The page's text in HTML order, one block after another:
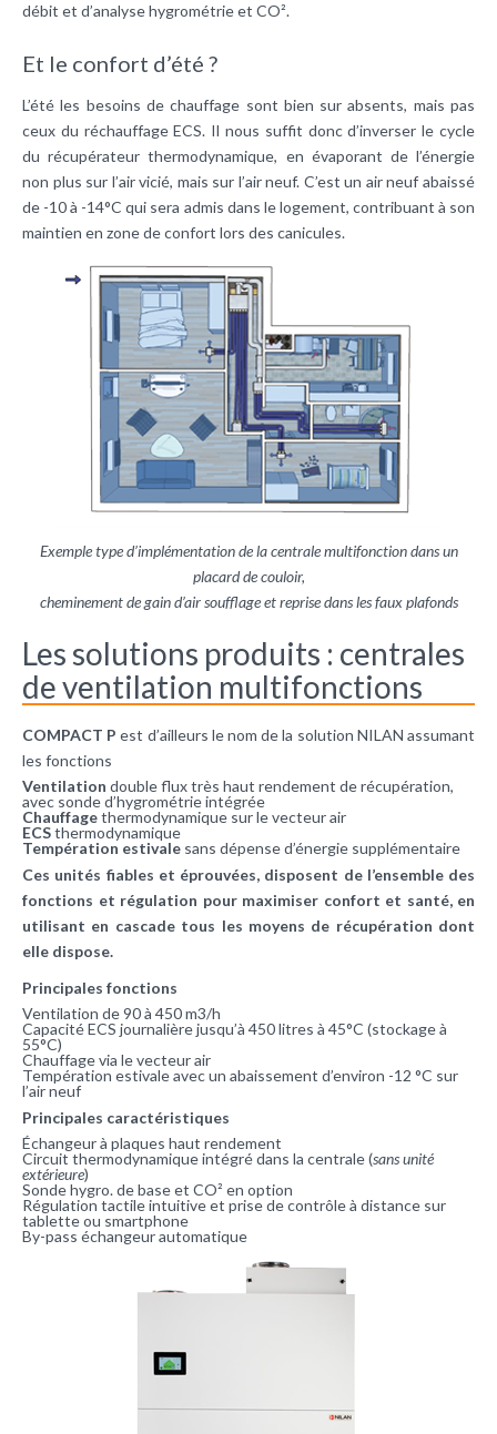
débit et d’analyse hygrométrie et CO².
Et le confort d’été ?
L’été les besoins de chauffage sont bien sur absents, mais pas
ceux du réchauffage ECS. Il nous suffit donc d’inverser le cycle
du récupérateur thermodynamique, en évaporant de l’énergie
non plus sur l’air vicié, mais sur l’air neuf. C’est un air neuf abaissé
de -10 à -14°C qui sera admis dans le logement, contribuant à son
maintien en zone de confort lors des canicules.
Exemple type d’implémentation de la centrale multifonction dans un
placard de couloir,
cheminement de gain d’air soufflage et reprise dans les faux plafonds
Les solutions produits : centrales
de ventilation multifonctions
COMPACT P est d’ailleurs le nom de la solution NILAN assumant
les fonctions
Ventilation double flux très haut rendement de récupération,
avec sonde d’hygrométrie intégrée
Chauffagethermodynamique sur le vecteur air
ECSthermodynamique
Températion estivale sans dépense d’énergie supplémentaire
Ces unités fiables et éprouvées, disposent de l’ensemble des
fonctions et régulation pour maximiser confort et santé, en
utilisant en cascade tous les moyens de récupération dont
elle dispose.
Principales fonctions
Ventilation de 90 à 450 m3/h
Capacité ECS journalière jusqu’à 450 litres à 45°C (stockage à
55°C)
Chauffage via le vecteur air
Températion estivale avec un abaissement d’environ -12 °C sur
l’air neuf
Principales caractéristiques
Échangeur à plaques haut rendement
Circuit thermodynamique intégré dans la centrale (sans unité
extérieure)
Sonde hygro. de base et CO² en option
Régulation tactile intuitive et prise de contrôle à distance sur
tablette ou smartphone
By-pass échangeur automatique